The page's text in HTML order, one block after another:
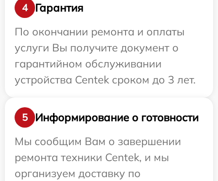
4
Гарантия
По окончании ремонта и оплаты
услуги Вы получите документ о
гарантийном обслуживании
устройства Centek сроком до 3 лет.
5
Информирование о готовности
Мы сообщим Вам о завершении
ремонта техники Centek, и мы
организуем доставку по